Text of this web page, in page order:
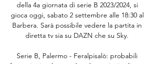
della 4a giornata di serie B 2023/2024, si
gioca oggi, sabato 2 settembre alle 18:30 al
Barbera. Sarà possibile vedere la partita in
diretta tv sia su DAZN che su Sky.
Serie B, Palermo - Feralpisalò: probabili